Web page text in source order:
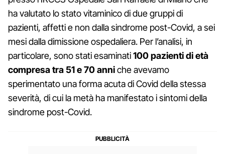
ha valutato lo stato vitaminico di due gruppi di
pazienti, affetti e non dalla sindrome post-Covid, a sei
mesi dalla dimissione ospedaliera. Per l’analisi, in
particolare, sono stati esaminati100 pazienti di età
compresa tra 51 e 70 anniche avevamo
sperimentato una forma acuta di Covid della stessa
severità, di cui la metà ha manifestato i sintomi della
sindrome post-Covid.